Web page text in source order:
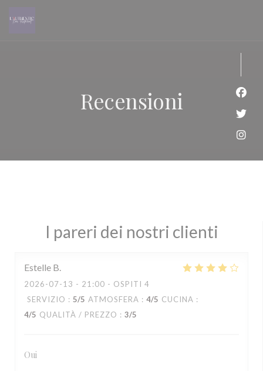
Recensioni
I pareri dei nostri clienti
Estelle B
2026-07-13 - 21:00 - OSPITI 4
SERVIZIO : 5/5 ATMOSFERA : 4/5 CUCINA :
4/5 QUALITÀ / PREZZO : 3/5
Oui